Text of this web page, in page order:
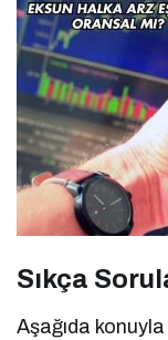
Sıkça
Aşağıda